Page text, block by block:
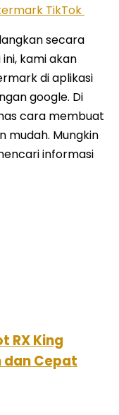
secara
kami akan
di aplikasi
google. Di
cara membuat
mudah. Mungkin
informasi
RX King
dan Cepat